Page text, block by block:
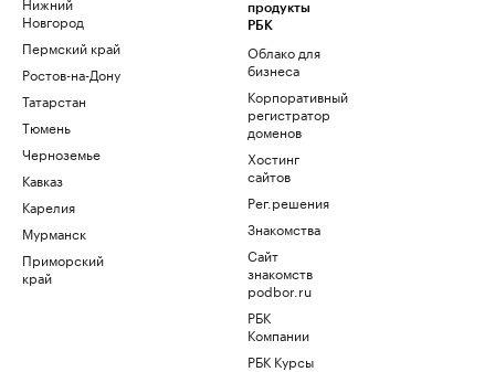
Новгород
Пермский край
Ростов-на-Дону
Татарстан
Тюмень
Черноземье
Кавказ
Карелия
Мурманск
Приморский
край
продукты
РБК
Облако для
бизнеса
Корпоративный
регистратор
доменов
Хостинг
сайтов
Рег.решения
Знакомства
Сайт
знакомств
podbor.ru
РБК
Компании
РБК Курсы